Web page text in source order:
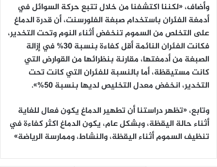
وأضاف، «لكننا اكتشفنا من خلال تتبع حركة السوائل في
أدمغة الفئران باستخدام صبغة الفلورسنت، أن قدرة الدماغ
على التخلص من السموم تنخفض أثناء النوم وتحت التخدير،
فكانت الفئران النائمة أقل كفاءة بنسبة 30% في إزالة
الصبغة من أدمغتها، مقارنة بنظرائها من القوارض التي
كانت مستيقظة، أما بالنسبة للفئران التي كانت تحت
التخدير، انخفض معدل التخليص لديها بنسبة 50%».
وتابع، «تظهر دراستنا أن تطهير الدماغ يكون فعال للغاية
أثناء حالة اليقظة، وبشكل عام، يكون الدماغ اكثر كفاءة في
تنظيف السموم أثناء اليقظة، والنشاط، وممارسة الرياضة»